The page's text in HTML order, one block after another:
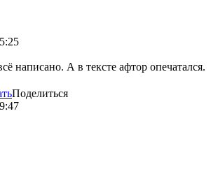
написано. А в тексте афтор опечатался.
Поделиться